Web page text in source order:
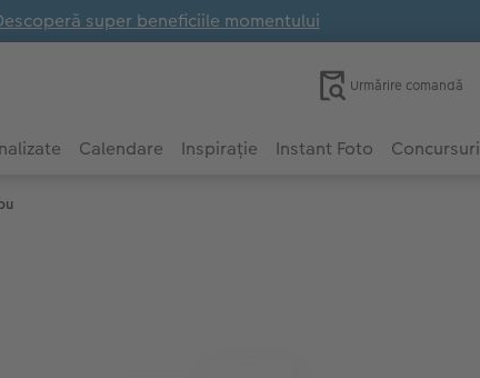
super beneficiile momentului
Urmărire comandă
Calendare Inspirație Instant Foto Concursuri